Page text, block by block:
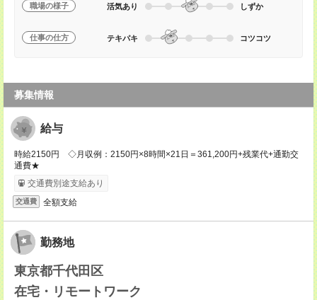
職場の様子 活気あり しずか
仕事の仕方 テキパキ コツコツ
募集情報
給与
時給2150円 ◇月収例：2150円×8時間×21日＝361,200円+残業代+通勤交
通費★
交通費別途支給あり
交通費 全額支給
勤務地
東京都千代田区
在宅・リモートワーク